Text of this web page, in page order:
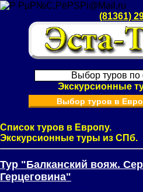
(81361)
Выбор туров по
Экскурсионные
Выбор туров в
Список туров в Европу.
Экскурсионные туры из СПб.
Тур "Балканский вояж.
Герцеговина"